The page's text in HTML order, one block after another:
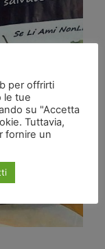
per offrirti
le tue
su "Accetta
Tuttavia,
fornire un